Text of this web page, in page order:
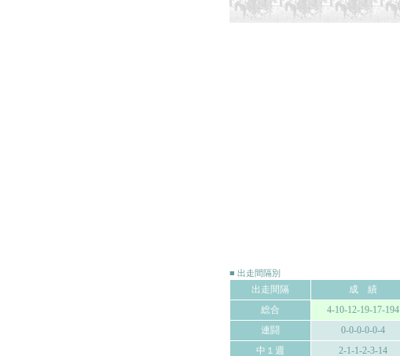
■ 出走間隔別
出走間隔 成 績
総合
4-10-12-19-17-194
連闘 0-0-0-0-0-4
中１週 2-1-1-2-3-14